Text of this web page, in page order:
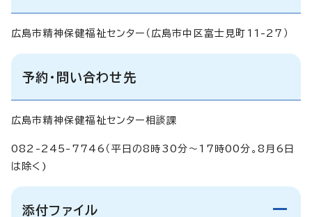
広島市精神保健福祉センター（広島市中区富士見町11-27）
予約・問い合わせ先
広島市精神保健福祉センター相談課
082-245-7746（平日の8時30分～17時00分。8月6日
は除く)
添付ファイル